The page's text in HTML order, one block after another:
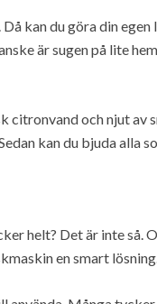
kan du göra din
är sugen på lite
citronvand och njut
kan du bjuda alla
helt? Det är inte så.
en smart